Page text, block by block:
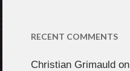
RECENT COMMENTS
Christian Grimauldon